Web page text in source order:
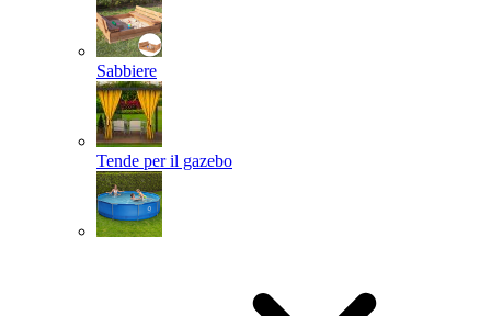
Sabbiere
Tende per il gazebo